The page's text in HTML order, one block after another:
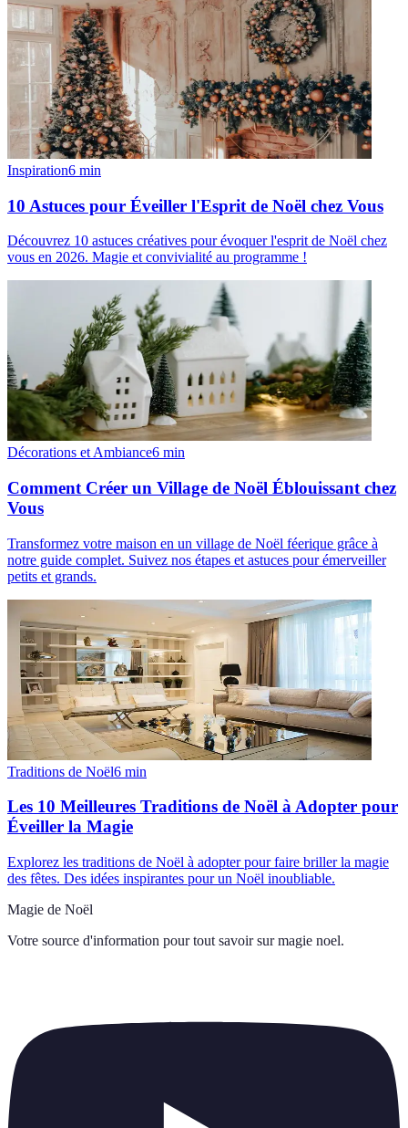
Inspiration6 min
10 Astuces pour Éveiller l'Esprit de Noël chez Vous
Découvrez 10 astuces créatives pour évoquer l'esprit de Noël chez
vous en 2026. Magie et convivialité au programme !
Décorations et Ambiance6 min
Comment Créer un Village de Noël Éblouissant chez
Vous
Transformez votre maison en un village de Noël féerique grâce à
notre guide complet. Suivez nos étapes et astuces pour émerveiller
petits et grands.
Traditions de Noël6 min
Les 10 Meilleures Traditions de Noël à Adopter pour
Éveiller la Magie
Explorez les traditions de Noël à adopter pour faire briller la magie
des fêtes. Des idées inspirantes pour un Noël inoubliable.
Magie de Noël
Votre source d'information pour tout savoir sur magie noel.